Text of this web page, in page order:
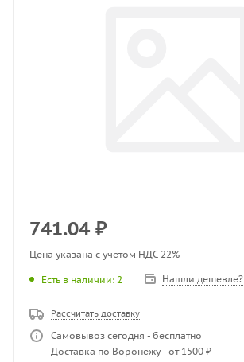
741.04 ₽
Цена указана с учетом НДС 22%
Есть в наличии: 2 Нашли дешевле?
Рассчитать доставку
Самовывоз сегодня - бесплатно
Доставка по Воронежу - от 1500 ₽